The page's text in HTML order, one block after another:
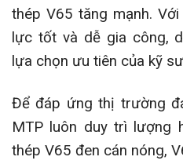
thép V65 tăng mạnh.
lực tốt và dễ gia công,
lựa chọn ưu tiên của kỹ
Để đáp ứng thị trường
MTP luôn duy trì lượng
thép V65 đen cán nóng,